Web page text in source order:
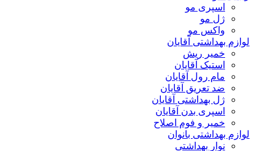
اسپری مو
ژل مو
واکس مو
لوازم بهداشتی آقایان
خمیر ریش
استیک آقایان
مام رول آقایان
ضد تعریق آقایان
ژل بهداشتی آقایان
اسپری بدن آقایان
خمیر و فوم اصلاح
لوازم بهداشتی بانوان
نوار بهداشتی